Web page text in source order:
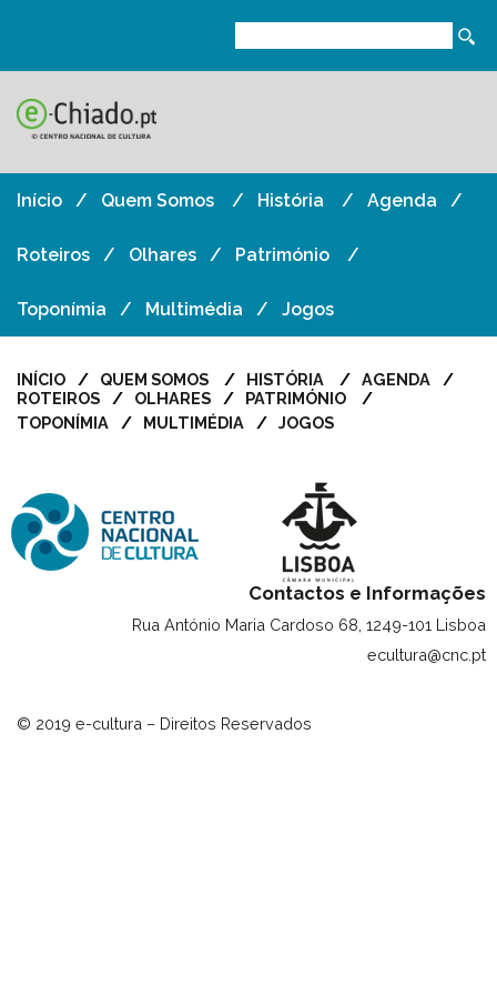
Início Quem Somos História Agenda
Roteiros Olhares Património
Toponímia Multimédia Jogos
INÍCIO QUEM SOMOS HISTÓRIA
AGENDA
ROTEIROS
OLHARES
PATRIMÓNIO
TOPONÍMIA
MULTIMÉDIA JOGOS
Contactos e Informações
Rua António Maria Cardoso 68, 1249-101 Lisboa
ecultura@cnc.pt
© 2019 e-cultura – Direitos Reservados